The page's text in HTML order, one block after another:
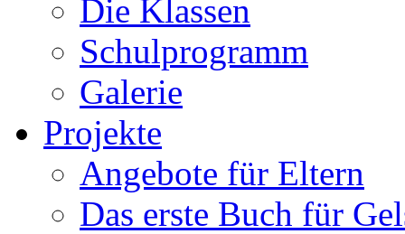
Die Klassen
Schulprogramm
Galerie
Projekte
Angebote für Eltern
Das erste Buch für